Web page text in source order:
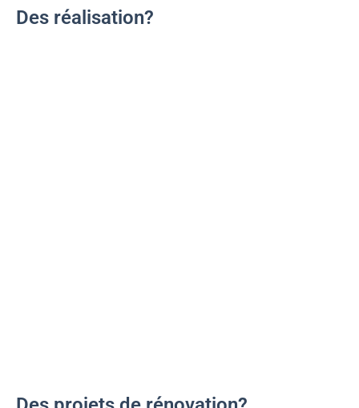
Des réalisation?